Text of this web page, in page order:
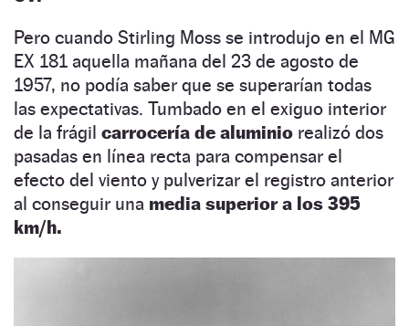
Pero cuando Stirling Moss se introdujo en el MG
EX 181 aquella mañana del 23 de agosto de
1957, no podía saber que se superarían todas
las expectativas. Tumbado en el exiguo interior
de la frágil carrocería de aluminio realizó dos
pasadas en línea recta para compensar el
efecto del viento y pulverizar el registro anterior
al conseguir una media superior a los 395
km/h.